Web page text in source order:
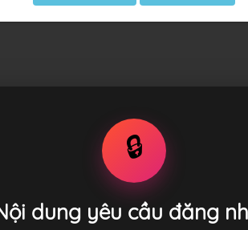
🔒
dung yêu cầu đăng